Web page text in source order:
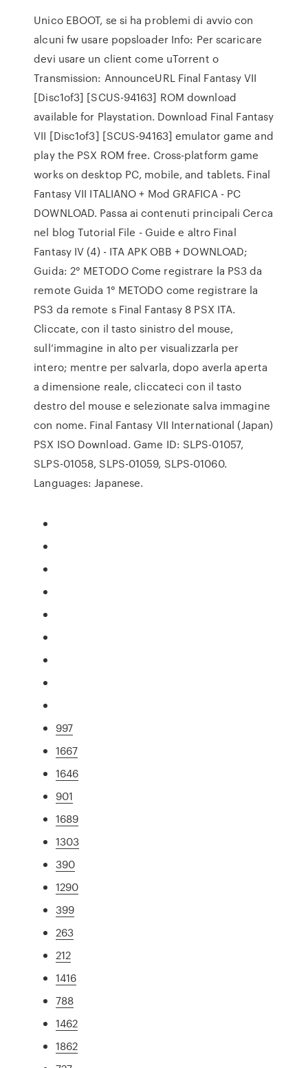
Unico EBOOT, se si ha problemi di avvio con
alcuni fw usare popsloader Info: Per scaricare
devi usare un client come uTorrent o
Transmission: AnnounceURL Final Fantasy VII
[Disc1of3] [SCUS-94163] ROM download
available for Playstation. Download Final Fantasy
VII [Disc1of3] [SCUS-94163] emulator game and
play the PSX ROM free. Cross-platform game
works on desktop PC, mobile, and tablets. Final
Fantasy VII ITALIANO + Mod GRAFICA - PC
DOWNLOAD. Passa ai contenuti principali Cerca
nel blog Tutorial File - Guide e altro Final
Fantasy IV (4) - ITA APK OBB + DOWNLOAD;
Guida: 2° METODO Come registrare la PS3 da
remote Guida 1° METODO come registrare la
PS3 da remote s Final Fantasy 8 PSX ITA.
Cliccate, con il tasto sinistro del mouse,
sull’immagine in alto per visualizzarla per
intero; mentre per salvarla, dopo averla aperta
a dimensione reale, cliccateci con il tasto
destro del mouse e selezionate salva immagine
con nome. Final Fantasy VII International (Japan)
PSX ISO Download. Game ID: SLPS-01057,
SLPS-01058, SLPS-01059, SLPS-01060.
Languages: Japanese.
997
1667
1646
901
1689
1303
390
1290
399
263
212
1416
788
1462
1862